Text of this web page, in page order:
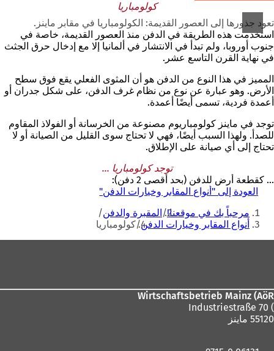
كولومباريا
تعود جذورها إلى العصور القديمة: الكولومباريا في مقابر ماينز.
استخدمت هذه الطريقة في الدفن منذ العصور القديمة، خاصة في
جنوب أوروبا، ولم تبدأ في الانتشار في ألمانيا إلا مع إدخال حرق الجثث
في نهاية القرن التاسع عشر.
المميز في هذا النوع من الدفن هو أن المثوى الفعلي يقع فوق سطح
الأرض. وهو عبارة عن نوع من نظام غرف الدفن، على شكل جدران أو
أعمدة فردية، تسمى أيضًا أعمدة.
توجد في ماينز كولومباريوم مصنوعة من الخرسانة أو الفولاذ المقاوم
للصدأ. ولهذا السبب أيضًا، فهي لا تحتاج سوى القليل من الصيانة أو لا
تحتاج إلى أي صيانة على الإطلاق.
توجد كولومباريا ...
... كقطعة أرض للدفن (بحد أقصى 2 دفن):
العودة إلى "أنواع المقابر وخيارات الدفن"
أنت
هنا
مرحباً بك في موقعنا! المقبرة والدفن
أنواع المقابر وخيارات الدفن كولومباريا
Wirtschaftsbetrieb Mainz (AöR
) Industriestraße 70
55120 ماينز